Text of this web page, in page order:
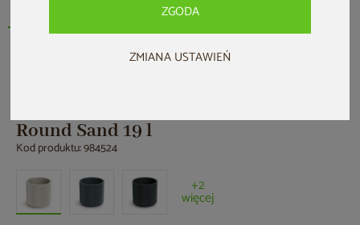
ZGODA
ZMIANA USTAWIEŃ
Round Sand 19 l
Kod produktu: 984524
+2
więcej